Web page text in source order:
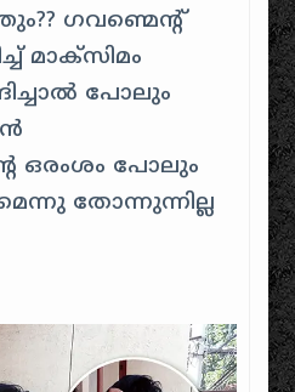
ഗവണ്മെന്റ്
മാക്സിമം
പോലും
ഒരംശം പോലും
തോന്നുന്നില്ല